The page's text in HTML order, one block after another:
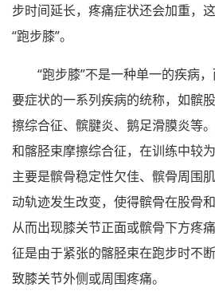
步时间延长，疼痛症状还会加重，
“跑步膝”。
“跑步膝”不是一种单一的疾病
要症状的一系列疾病的统称，如髌
擦综合征、髌腱炎、鹅足滑膜炎等
和髂胫束摩擦综合征，在训练中较
主要是髌骨稳定性欠佳、髌骨周围
动轨迹发生改变，使得髌骨在股骨
从而出现膝关节正面或髌骨下方疼
征是由于紧张的髂胫束在跑步时不
致膝关节外侧或周围疼痛。